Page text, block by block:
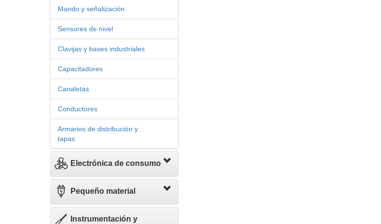
Mando y señalización
Sensores de nivel
Clavijas y bases industriales
Capacitadores
Canaletas
Conductores
Armarios de distribución y
tapas
Electrónica de consumo
Pequeño material
Instrumentación y